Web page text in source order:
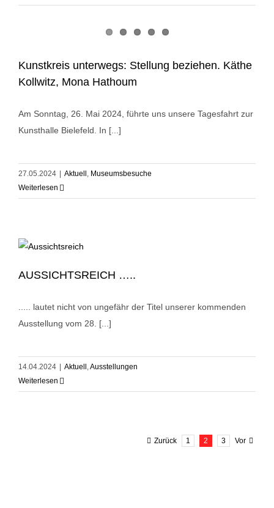
Kunstkreis unterwegs: Stellung beziehen. Käthe
Kollwitz, Mona Hathoum
Am Sonntag, 26. Mai 2024, führte uns unsere Tagesfahrt zur
Kunsthalle Bielefeld. In [...]
27.05.2024 Aktuell , Museumsbesuche
Weiterlesen
AUSSICHTSREICH …..
..... lautet nicht von ungefähr der Titel unserer kommenden
Ausstellung vom 28. [...]
14.04.2024 Aktuell ,Ausstellungen
Weiterlesen
Zurück 1 2 3 Vor